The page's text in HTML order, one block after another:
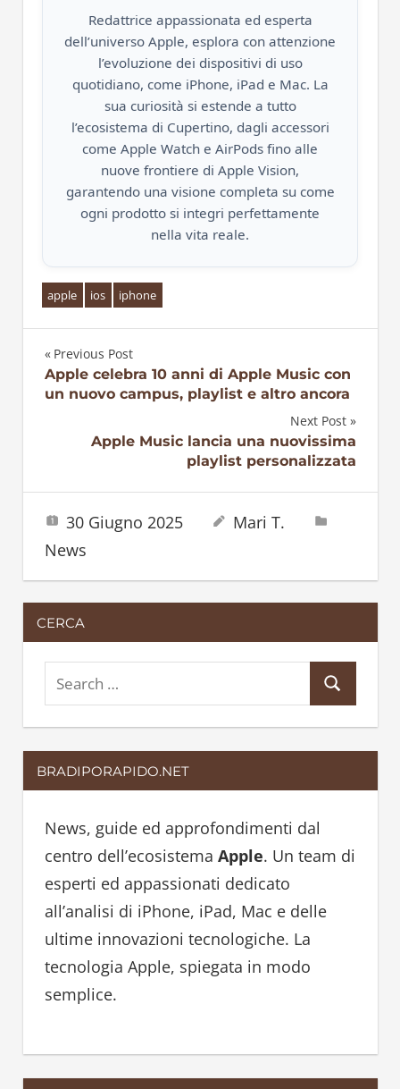
Redattrice appassionata ed esperta
dell’universo Apple, esplora con attenzione
l’evoluzione dei dispositivi di uso
quotidiano, come iPhone, iPad e Mac. La
sua curiosità si estende a tutto
l’ecosistema di Cupertino, dagli accessori
come Apple Watch e AirPods fino alle
nuove frontiere di Apple Vision,
garantendo una visione completa su come
ogni prodotto si integri perfettamente
nella vita reale.
apple ios iphone
Navigazione
Previous Post
Apple celebra 10 anni di Apple Music con
un nuovo campus, playlist e altro ancora
Next Post
Apple Music lancia una nuovissima
playlist personalizzata
30 Giugno 2025
Mari T.
News
CERCA
e
a
r
c
f
o
r
:
e
a
BRADIPORAPIDO.NET
News, guide ed approfondimenti dal
centro dell’ecosistema Apple. Un team di
esperti ed appassionati dedicato
all’analisi di iPhone, iPad, Mac e delle
ultime innovazioni tecnologiche. La
tecnologia Apple, spiegata in modo
semplice.